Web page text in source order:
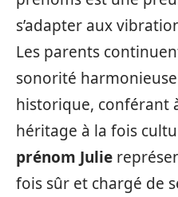
s’adapter aux
Les parents
sonorité
historique, conférant
héritage à la fois
prénom Julie
fois sûr et chargé de